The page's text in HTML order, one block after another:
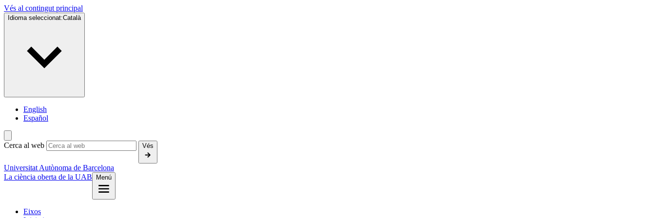
Vés al contingut principal
Idioma seleccionat:Català
English
Español
Cerca al web Vés
Universitat Autònoma de Barcelona
La ciència oberta de la UAB
Menú
Eixos